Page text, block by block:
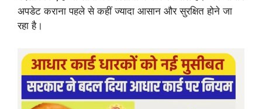
अपडेट कराना पहले से कहीं ज्यादा आसान और सुरक्षित होने जा
रहा है।